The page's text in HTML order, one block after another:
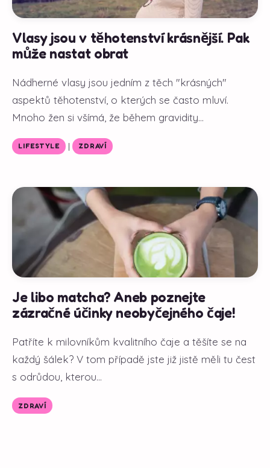
Vlasy jsou v těhotenství krásnější. Pak
může nastat obrat
Nádherné vlasy jsou jedním z těch "krásných"
aspektů těhotenství, o kterých se často mluví.
Mnoho žen si všímá, že během gravidity...
LIFESTYLE | ZDRAVÍ
Je libo matcha? Aneb poznejte
zázračné účinky neobyčejného čaje!
Patříte k milovníkům kvalitního čaje a těšíte se na
každý šálek? V tom případě jste již jistě měli tu čest
s odrůdou, kterou...
ZDRAVÍ